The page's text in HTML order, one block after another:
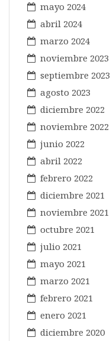
mayo 2024
abril 2024
marzo 2024
noviembre 2023
septiembre 2023
agosto 2023
diciembre 2022
noviembre 2022
junio 2022
abril 2022
febrero 2022
diciembre 2021
noviembre 2021
octubre 2021
julio 2021
mayo 2021
marzo 2021
febrero 2021
enero 2021
diciembre 2020